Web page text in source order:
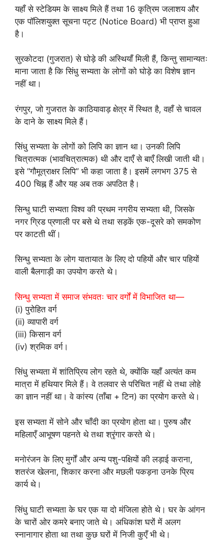
यहाँ से स्टेडियम के साक्ष्य मिले हैं तथा 16 कृत्रिम जलाशय और
एक पॉलिशयुक्त सूचना पट्ट (Notice Board) भी प्राप्त हुआ
है।
सुरकोटदा (गुजरात) से घोड़े की अस्थियाँ मिली हैं, किन्तु सामान्यतः
माना जाता है कि सिंधु सभ्यता के लोगों को घोड़े का विशेष ज्ञान
नहीं था।
रंगपुर, जो गुजरात के काठियावाड़ क्षेत्र में स्थित है, वहाँ से चावल
के दाने के साक्ष्य मिले हैं।
सिंधु सभ्यता के लोगों को लिपि का ज्ञान था। उनकी लिपि
चित्रात्मक (भावचित्रात्मक) थी और दाएँ से बाएँ लिखी जाती थी।
इसे “गौमूत्राक्षर लिपि” भी कहा जाता है। इसमें लगभग 375 से
400 चिह्न हैं और यह अब तक अपठित है।
सिन्धु घाटी सभ्यता विश्व की प्रथम नगरीय सभ्यता थी, जिसके
नगर ग्रिड प्रणाली पर बसे थे तथा सड़कें एक-दूसरे को समकोण
पर काटती थीं।
सिन्धु सभ्यता के लोग यातायात के लिए दो पहियों और चार पहियों
वाली बैलगाड़ी का उपयोग करते थे।
सिन्धु सभ्यता में समाज संभवतः चार वर्गों में विभाजित था—
(i) पुरोहित वर्ग
(ii) व्यापारी वर्ग
(iii) किसान वर्ग
(iv) श्रमिक वर्ग।
सिंधु सभ्यता में शांतिप्रिय लोग रहते थे, क्योंकि यहाँ अत्यंत कम
मात्रा में हथियार मिले हैं। वे तलवार से परिचित नहीं थे तथा लोहे
का ज्ञान नहीं था। वे कांस्य (ताँबा + टिन) का प्रयोग करते थे।
इस सभ्यता में सोने और चाँदी का प्रयोग होता था। पुरुष और
महिलाएँ आभूषण पहनते थे तथा श्रृंगार करते थे।
मनोरंजन के लिए मुर्गों और अन्य पशु-पक्षियों की लड़ाई कराना,
शतरंज खेलना, शिकार करना और मछली पकड़ना उनके प्रिय
कार्य थे।
सिंधु घाटी सभ्यता के घर एक या दो मंजिला होते थे। घर के आंगन
के चारों ओर कमरे बनाए जाते थे। अधिकांश घरों में अलग
स्नानागार होता था तथा कुछ घरों में निजी कुएँ भी थे।